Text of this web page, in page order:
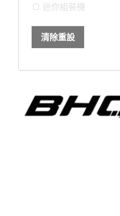
迷你組裝機
清除重設